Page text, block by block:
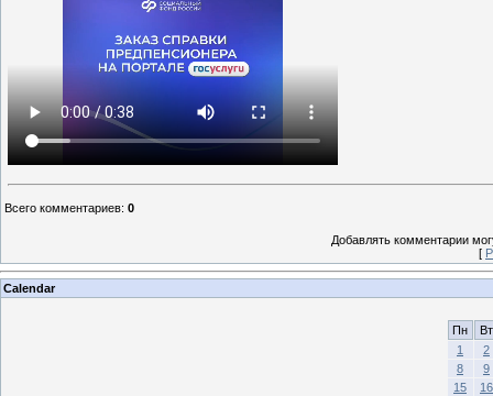
Всего комментариев: 0
Добавлять комментарии
[
Calendar
Пн
Вт
1
2
8
9
15
16